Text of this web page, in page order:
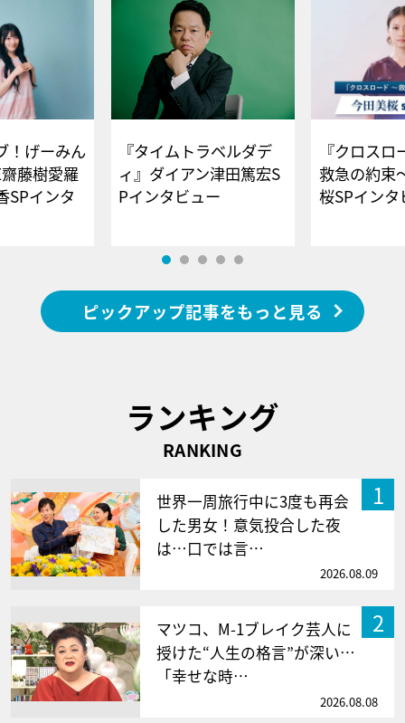
！げーみん
藤樹愛羅
SPインタ
『タイムトラベルダデ
ィ』ダイアン津田篤宏S
Pインタビュー
『クロス
救急の約束
桜SPイ
ピックアップ記事をもっと見る
ランキング
RANKING
1
世界一周旅行中に3度も再会
した男女！意気投合した夜
は…口では言…
2026.08.09
2
マツコ、M-1ブレイク芸人に
授けた“人生の格言”が深い…
「幸せな時…
2026.08.08